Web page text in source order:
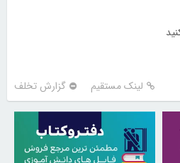
لینک مستقیم گزارش تخلف